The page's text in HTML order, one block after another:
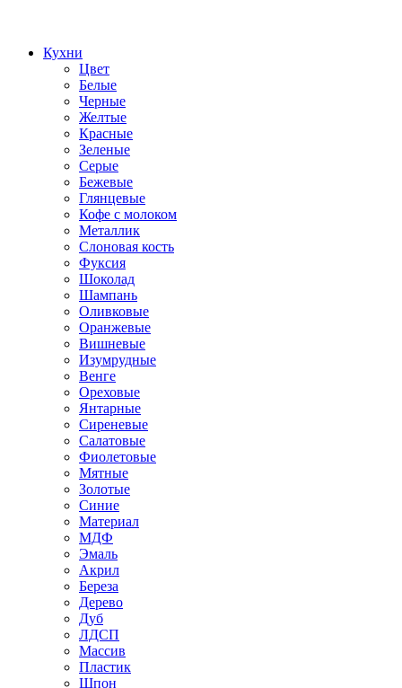
Кухни
Цвет
Белые
Черные
Желтые
Красные
Зеленые
Серые
Бежевые
Глянцевые
Кофе с молоком
Металлик
Слоновая кость
Фуксия
Шоколад
Шампань
Оливковые
Оранжевые
Вишневые
Изумрудные
Венге
Ореховые
Янтарные
Сиреневые
Салатовые
Фиолетовые
Мятные
Золотые
Синие
Материал
МДФ
Эмаль
Акрил
Береза
Дерево
Дуб
ЛДСП
Массив
Пластик
Шпон